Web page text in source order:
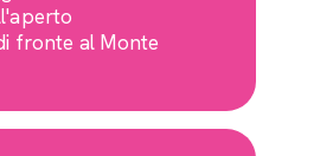
fronte al Monte